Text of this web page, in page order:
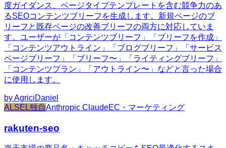
度ガイダンス、ページタイプテンプレートを含む競争力のあ
るSEOコンテンツブリーフを生成します。新規ページのブ
リーフと既存ページの改善ブリーフの両方に対応していま
す。ユーザーが「コンテンツブリーフ」「ブリーフを作成」
「コンテンツアウトライン」「ブログブリーフ」「サービス
ページブリーフ」「ブリーフ〜」「ライティングブリーフ」
「コンテンツプラン」「アウトライン〜」などと言った場合
に使用します。
byAgriciDaniel
ALSEL独自Anthropic ClaudeEC・マーケティング
rakuten-seo